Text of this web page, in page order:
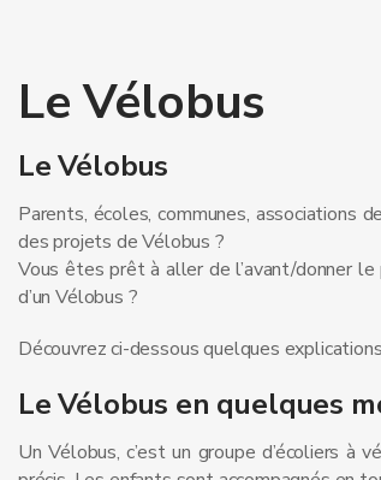
Le Vélobus
Le Vélobus
Parents, écoles, communes, associations
des projets de Vélobus ?
Vous êtes prêt à aller de l’avant/donner
d’un Vélobus ?
Découvrez ci-dessous quelques
Le Vélobus en quelques
Un Vélobus, c’est un groupe d’écoliers